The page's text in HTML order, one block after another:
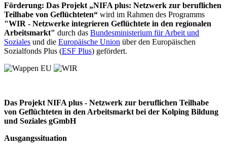
Förderung: Das Projekt „NIFA plus: Netzwerk zur beruflichen
Teilhabe von Geflüchteten“ wird im Rahmen des Programms
"WIR - Netzwerke integrieren Geflüchtete in den regionalen
Arbeitsmarkt" durch das Bundesministerium für Arbeit und
Soziales und die Europäische Union über den Europäischen
Sozialfonds Plus (ESF Plus) gefördert.
Das Projekt NIFA plus - Netzwerk zur beruflichen Teilhabe
von Geflüchteten in den Arbeitsmarkt bei der Kolping Bildung
und Soziales gGmbH
Ausgangssituation